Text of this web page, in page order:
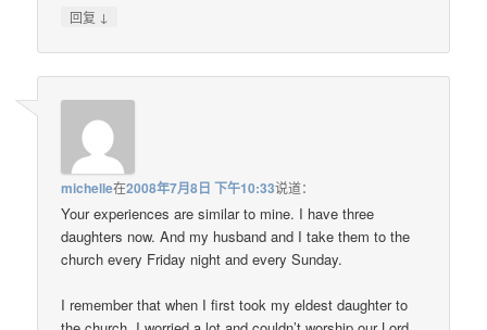
回复 ↓
michelle在2008年7月8日 下午10:33说道：
Your experiences are similar to mine. I have three
daughters now. And my husband and I take them to the
church every Friday night and every Sunday.
I remember that when I first took my eldest daughter to